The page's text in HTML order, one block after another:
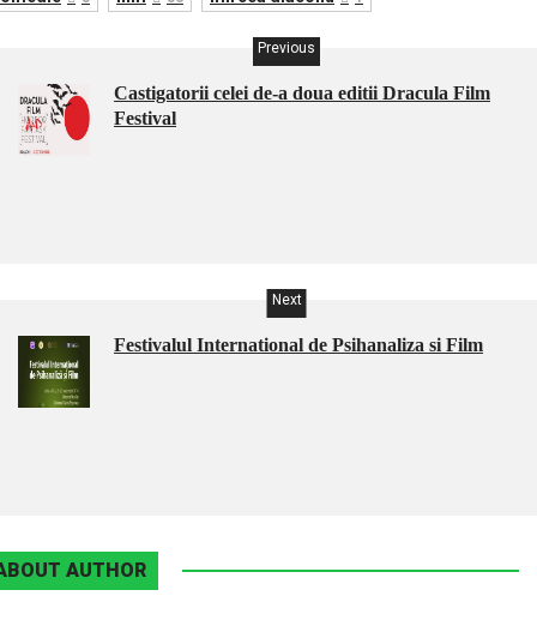
Previous
Castigatorii celei de-a doua editii Dracula Film
Festival
Next
Festivalul International de Psihanaliza si Film
AUTHOR